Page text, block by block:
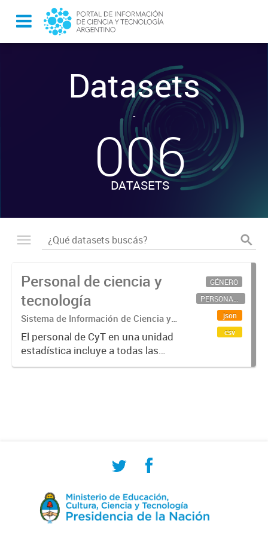
Datasets
-
006
DATASETS
Personal de ciencia y
tecnología
Sistema de Información de Ciencia y
Tecnología Argentino (SICYTAR)
El personal de CyT en una unidad
estadística incluye a todas las
personas involucradas
GÉNERO
PERSONAL CIENTÍFICO-TECNOLÓGICO
json
csv